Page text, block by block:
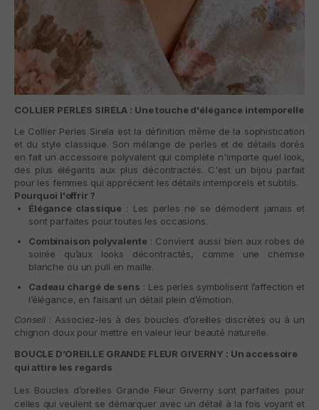
COLLIER PERLES SIRELA : Une touche d'élégance intemporelle
Le Collier Perles Sirela est la définition même de la sophistication
et du style classique. Son mélange de perles et de détails dorés
en fait un accessoire polyvalent qui complète n'importe quel look,
des plus élégants aux plus décontractés. C'est un bijou parfait
pour les femmes qui apprécient les détails intemporels et subtils.
Pourquoi l'offrir ?
Élégance classique : Les perles ne se démodent jamais et
sont parfaites pour toutes les occasions.
Combinaison polyvalente: Convient aussi bien aux robes de
soirée qu’aux looks décontractés, comme une chemise
blanche ou un pull en maille.
Cadeau chargé de sens : Les perles symbolisent l’affection et
l’élégance, en faisant un détail plein d’émotion.
Conseil : Associez-les à des boucles d’oreilles discrètes ou à un
chignon doux pour mettre en valeur leur beauté naturelle.
BOUCLE D’OREILLE GRANDE FLEUR GIVERNY : Un accessoire
qui attire les regards
Les Boucles d’oreilles Grande Fleur Givernysont parfaites pour
celles qui veulent se démarquer avec un détail à la fois voyant et